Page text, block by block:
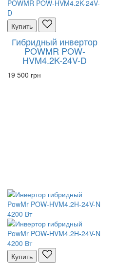
Купить
Гибридный инвертор
POWMR POW-
HVM4.2K-24V-D
19 500 грн
Купить